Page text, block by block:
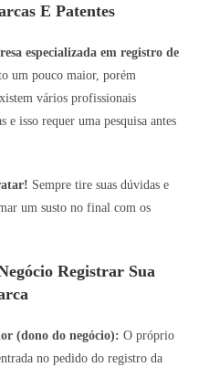
E Patentes
especializada em registro de
um pouco maior, porém
vários profissionais
e isso requer uma pesquisa antes
Sempre tire suas dúvidas e
um susto no final com os
Registrar Sua
(dono do negócio): O próprio
no pedido do registro da